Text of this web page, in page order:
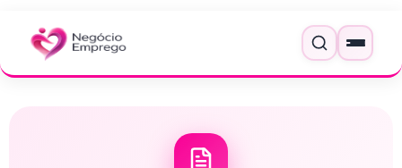
Menu